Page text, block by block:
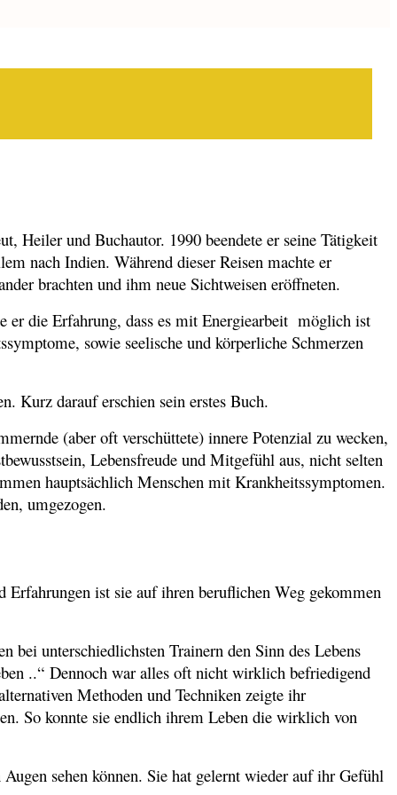
Heiler und Buchautor. 1990 beendete er seine Tätigkeit
nach Indien. Während dieser Reisen machte er
brachten und ihm neue Sichtweisen eröffneten.
er die Erfahrung, dass es mit Energiearbeit möglich ist
sowie seelische und körperliche Schmerzen
Kurz darauf erschien sein erstes Buch.
(aber oft verschüttete) innere Potenzial zu wecken,
Lebensfreude und Mitgefühl aus, nicht selten
hauptsächlich Menschen mit Krankheitssymptomen.
umgezogen.
ist sie auf ihren beruflichen Weg gekommen
bei unterschiedlichsten Trainern den Sinn des Lebens
..“ Dennoch war alles oft nicht wirklich befriedigend
Methoden und Techniken zeigte ihr
So konnte sie endlich ihrem Leben die wirklich von
sehen können. Sie hat gelernt wieder auf ihr Gefühl